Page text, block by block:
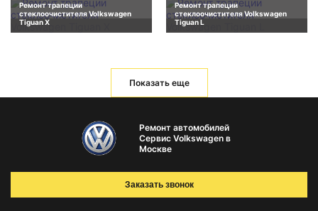
Ремонт трапеции
стеклоочистителя Volkswagen
Tiguan X
Ремонт трапеции
стеклоочистителя Volkswagen
Tiguan L
Показать еще
Ремонт автомобилей
Сервис Volkswagen в
Москве
Заказать звонок